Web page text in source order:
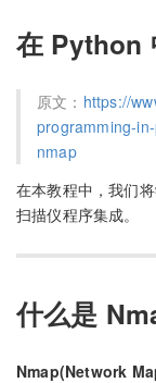
在 Python
原文： https://
programming-
nmap
在本教程中，我们
扫描仪程序集成。
什么是
Nmap(Network